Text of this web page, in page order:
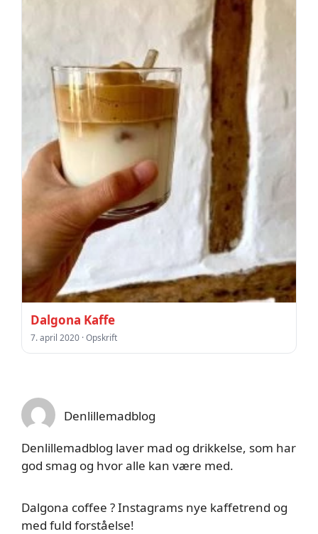
Dalgona Kaffe
7. april 2020 · Opskrift
Denlillemadblog
Denlillemadblog laver mad og drikkelse, som har
god smag og hvor alle kan være med.
Dalgona coffee ? Instagrams nye kaffetrend og
med fuld forståelse!